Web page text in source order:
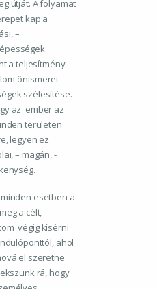
útját. A folyamat
kap a
–
a teljesítmény
önismeret
szélesítése.
az ember az
területen
legyen ez
– magán, -
esetben a
a célt,
végig kísérni
ahol
el szeretne
rá, hogy